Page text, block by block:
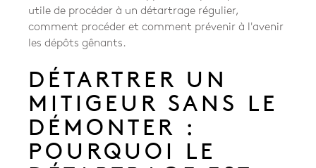
utile de procéder à un détartrage régulier,
comment procéder et comment prévenir à l'avenir
les dépôts gênants.
DÉTARTRER UN
MITIGEUR SANS LE
DÉMONTER :
POURQUOI LE